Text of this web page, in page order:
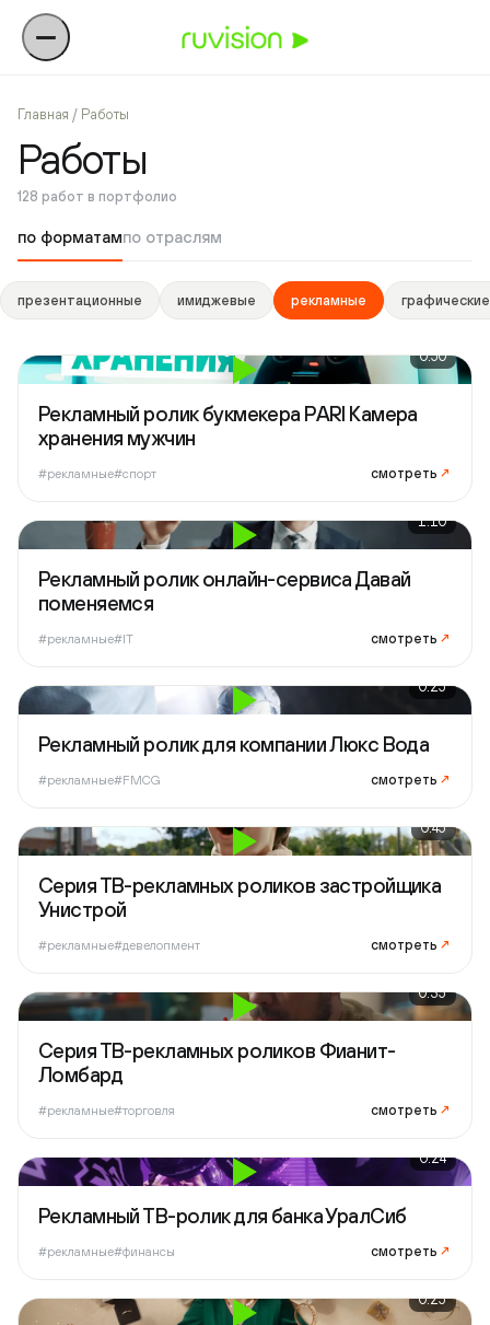
Главная / Работы
Работы
128 работ в портфолио
по форматампо отраслям
презентационные имиджевые рекламные графические
0:50
Рекламный ролик букмекера PARI Камера
хранения мужчин
#рекламные#спорт смотреть ↗
1:10
Рекламный ролик онлайн-сервиса Давай
поменяемся
#рекламные#IT смотреть ↗
0:25
Рекламный ролик для компании Люкс Вода
#рекламные#FMCG смотреть ↗
0:45
Серия ТВ-рекламных роликов застройщика
Унистрой
#рекламные#девелопмент смотреть ↗
0:35
Серия ТВ-рекламных роликов Фианит-
Ломбард
#рекламные#торговля смотреть ↗
0:24
Рекламный ТВ-ролик для банка УралСиб
#рекламные#финансы смотреть ↗
0:25